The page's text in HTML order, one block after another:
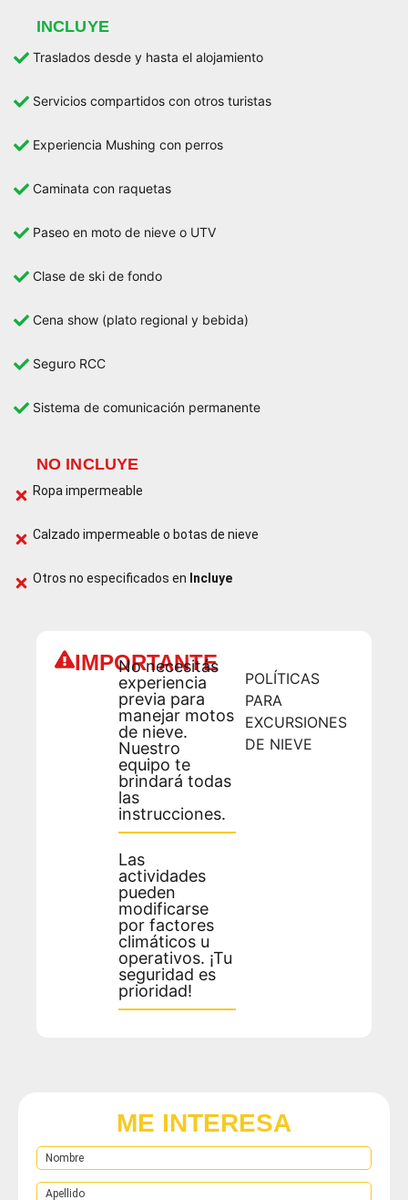
ME INTERESA
INCLUYE
Traslados desde y hasta el alojamiento
Servicios compartidos con otros turistas
Experiencia Mushing con perros
Caminata con raquetas
Paseo en moto de nieve o UTV
Clase de ski de fondo
Cena show (plato regional y bebida)
Seguro RCC
Sistema de comunicación permanente
NO INCLUYE
Ropa impermeable
Calzado impermeable o botas de nieve
Otros no especificados en Incluye
IMPORTANTE
No necesitás
experiencia
previa para
manejar motos
de nieve.
Nuestro
equipo te
brindará todas
las
instrucciones.
Las
actividades
pueden
modificarse
por factores
climáticos u
operativos. ¡Tu
seguridad es
prioridad!
POLÍTICAS
PARA
EXCURSIONES
DE NIEVE